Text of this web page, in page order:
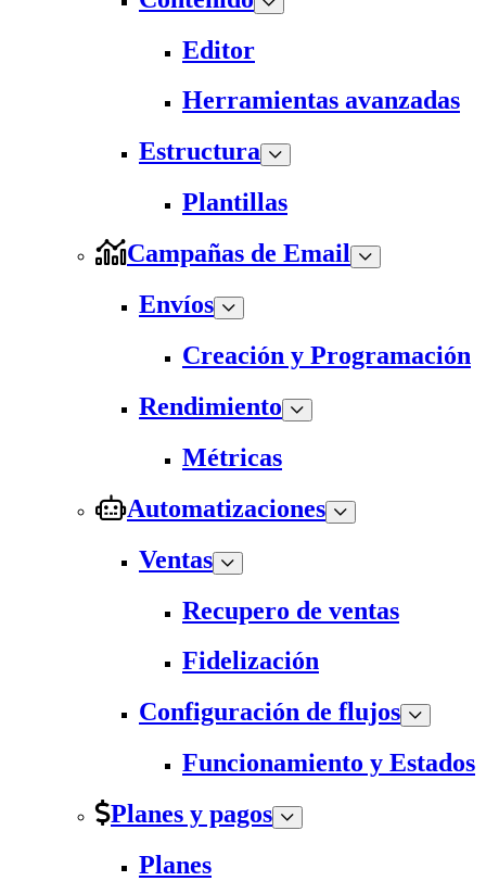
Editor
Herramientas avanzadas
Estructura
Plantillas
Campañas de Email
Envíos
Creación y Programación
Rendimiento
Métricas
Automatizaciones
Ventas
Recupero de ventas
Fidelización
Configuración de flujos
Funcionamiento y Estados
Planes y pagos
Planes